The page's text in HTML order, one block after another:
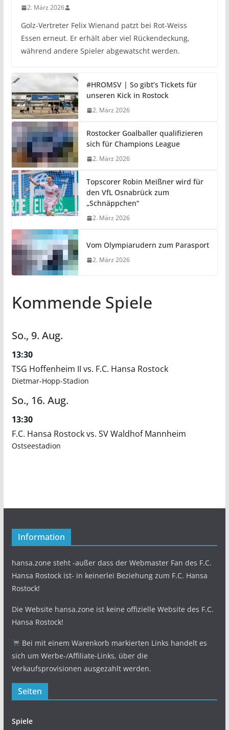
2. März 2026
Golz-Vertreter Felix Wienand patzt bei Rot-Weiss
Essen erneut. Er erhält aber viel Rückendeckung,
während andere Spieler abgewatscht werden.
#HROMSV | So gibt’s Tickets für
unseren Kick in Rostock
2. März 2026
Rostocker Goalballer qualifizieren
sich für Champions League
2. März 2026
Topscorer Robin Meißner wird für
den VfL Osnabrück zum
„Schnäppchen“
2. März 2026
Vom Olympiarudern zum Parasport
2. März 2026
Kommende Spiele
So., 9. Aug.
13:30
TSG Hoffenheim II vs. F.C. Hansa Rostock
Dietmar-Hopp-Stadion
So., 16. Aug.
13:30
F.C. Hansa Rostock vs. SV Waldhof Mannheim
Ostseestadion
Information
hansa.zone steht -außer dass der Webmaster Fan des F.C.
Hansa Rostock ist- in keinerlei Beziehung zum F.C. Hansa
Rostock!
Die Website hansa.zone ist keine offizielle Website des F.C.
Hansa Rostock!
Bei mit einem Warenkorb markierten Links handelt es
sich um Werbe-/Affiliate-Links, über die
Verkaufsprovisionen ausgezahlt werden.
Seiten
Spiele